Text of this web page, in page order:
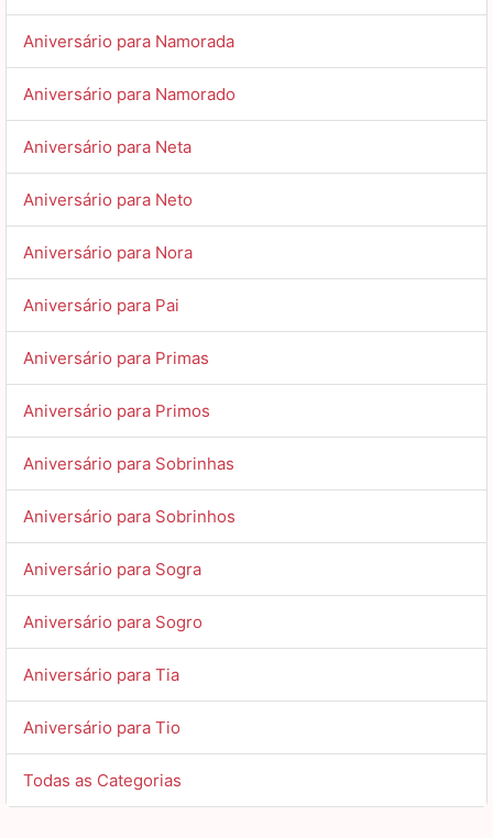
Aniversário para Namorada
Aniversário para Namorado
Aniversário para Neta
Aniversário para Neto
Aniversário para Nora
Aniversário para Pai
Aniversário para Primas
Aniversário para Primos
Aniversário para Sobrinhas
Aniversário para Sobrinhos
Aniversário para Sogra
Aniversário para Sogro
Aniversário para Tia
Aniversário para Tio
Todas as Categorias